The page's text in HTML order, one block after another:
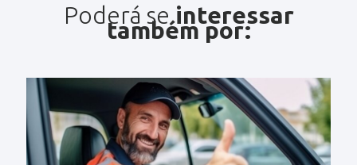
Poderá seinteressar
também por: